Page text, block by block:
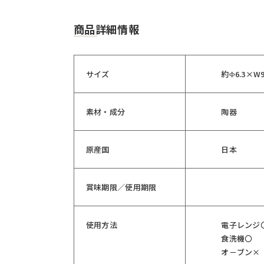
商品詳細情報
サイズ 約
素材・成分 陶器
原産国 日本
賞味期限／使用期限
使用方法
電子レンジ
食洗機〇
オ－ブン×